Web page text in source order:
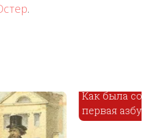
.
Как была составлена
первая азбука